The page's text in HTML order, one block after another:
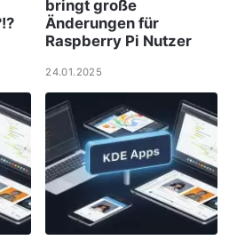
bringt große
Änderungen für
Raspberry Pi Nutzer
24.01.2025